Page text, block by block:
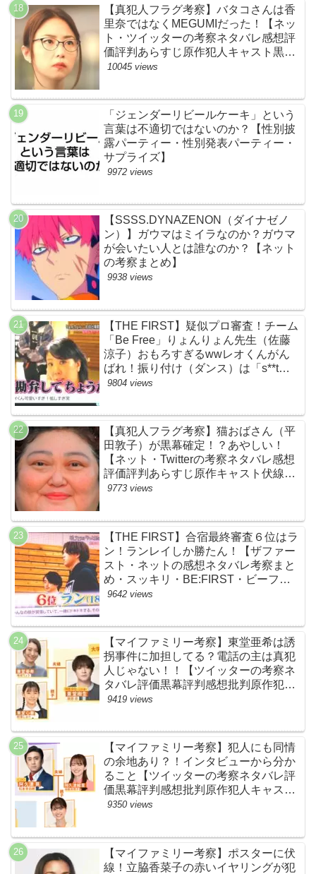
【真犯人フラグ考察】バタコさんは香
里奈ではなくMEGUMIだった！【ネッ
ト・ツイッターの考察ネタバレ感想評
価評判あらすじ原作犯人キャスト黒幕
伏線まとめ】
10045 views
「ジェンダーリビールケーキ」という
言葉は不適切ではないのか？【性別披
露パーティー・性別発表パーティー・
サプライズ】
9972 views
【SSSS.DYNAZENON（ダイナゼノ
ン）】ガウマはミイラなのか？ガウマ
が会いたい人とは誰なのか？【ネット
の考察まとめ】
9938 views
【THE FIRST】疑似プロ審査！チーム
「Be Free」りょんりょん先生（佐藤
涼子）おもろすぎるwwレオくんがん
ばれ！振り付け（ダンス）は「s**t
kingz」のOguri・Kazuki！豪華！【ネ
BE:FIRST・ビーファースト】
9804 views
【真犯人フラグ考察】猫おばさん（平
田敦子）が黒幕確定！？あやしい！
【ネット・Twitterの考察ネタバレ感想
評価評判あらすじ原作キャスト伏線ま
とめ】
9773 views
【THE FIRST】合宿最終審査６位はラ
ン！ランレイしか勝たん！【ザファー
スト・ネットの感想ネタバレ考察まと
め・スッキリ・BE:FIRST・ビーファ
ースト】
9642 views
【マイファミリー考察】東堂亜希は誘
拐事件に加担してる？電話の主は真犯
人じゃない！！【ツイッターの考察ネ
タバレ評価黒幕評判感想批判原作犯人
キャスト脚本あらすじ伏線まとめ】
9419 views
【マイファミリー考察】犯人にも同情
の余地あり？！インタビューから分か
ること【ツイッターの考察ネタバレ評
価黒幕評判感想批判原作犯人キャスト
脚本あらすじ伏線まとめ】
9350 views
【マイファミリー考察】ポスターに伏
線！立脇香菜子の赤いイヤリングが犯